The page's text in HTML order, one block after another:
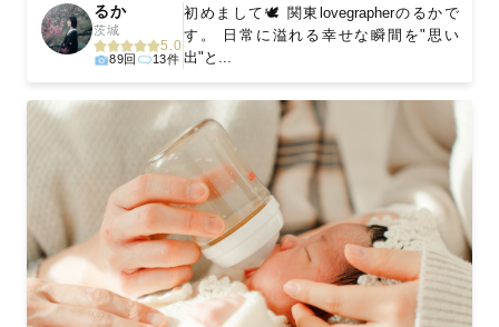
るか
茨城
5.0
89回 13件
初めまして🕊 関東lovegrapherのるかで
す。 日常に溢れる幸せな瞬間を"思い
出"と...